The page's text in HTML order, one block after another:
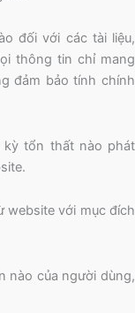
đối với các tài liệu,
thông tin chỉ mang
đảm bảo tính chính
kỳ tổn thất nào phát
website với mục đích
nào của người dùng,